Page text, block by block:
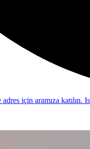
katılın. Istek